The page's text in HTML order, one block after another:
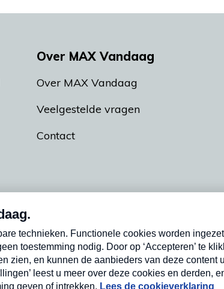
Over MAX Vandaag
Over MAX Vandaag
Veelgestelde vragen
Contact